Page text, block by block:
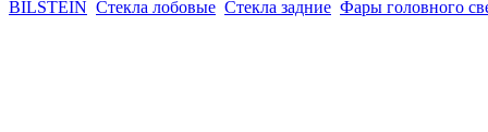
BILSTEIN Стекла лобовые Стекла задние Фары головного